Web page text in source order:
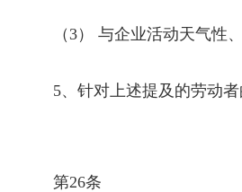
（3） 与企业活动天气性
5、针对上述提及的劳动
第26条